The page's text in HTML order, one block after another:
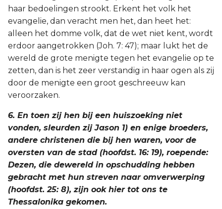
haar bedoelingen strookt. Erkent het volk het
evangelie, dan veracht men het, dan heet het:
alleen het domme volk, dat de wet niet kent, wordt
erdoor aangetrokken (Joh. 7: 47); maar lukt het de
wereld de grote menigte tegen het evangelie op te
zetten, dan is het zeer verstandig in haar ogen als zij
door de menigte een groot geschreeuw kan
veroorzaken.
6. En toen zij hen bij een huiszoeking niet
vonden, sleurden zij Jason 1) en enige broeders,
andere christenen die bij hen waren, voor de
oversten van de stad (hoofdst. 16: 19), roepende:
Dezen, die dewereld in opschudding hebben
gebracht met hun streven naar omverwerping
(hoofdst. 25: 8), zijn ook hier tot ons te
Thessalonika gekomen.